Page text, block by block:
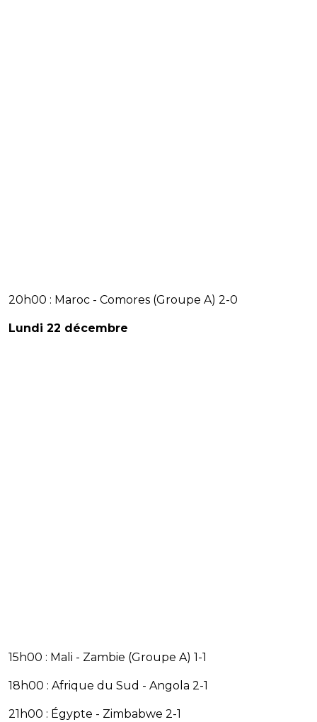
20h00 : Maroc - Comores (Groupe A) 2-0
Lundi 22 décembre
15h00 : Mali - Zambie (Groupe A) 1-1
18h00 : Afrique du Sud - Angola 2-1
21h00 : Égypte - Zimbabwe 2-1